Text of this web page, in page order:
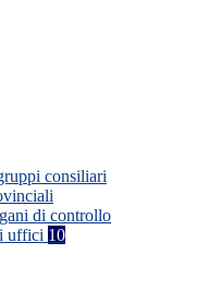
consiliari
di controllo
uffici 10